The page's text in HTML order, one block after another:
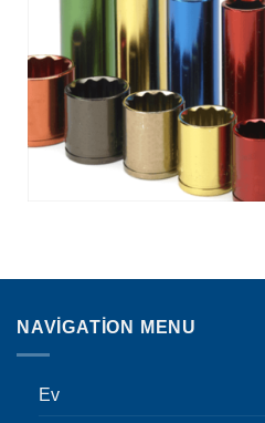
NAVIGATION MENU
Ev